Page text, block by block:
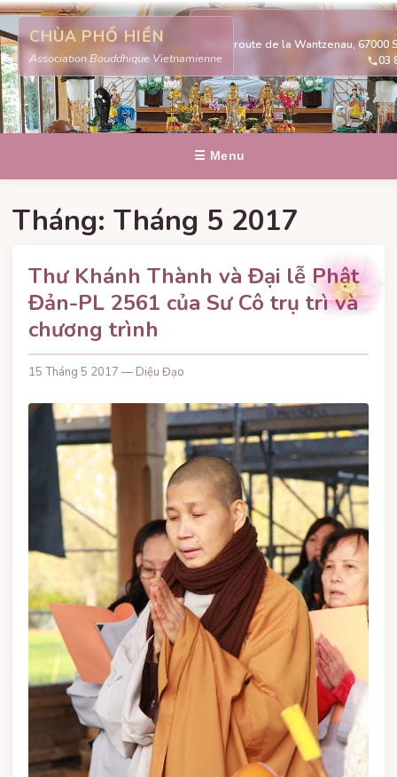
CHÙA PHỔ HIỀN
Association Bouddhique Vietnamienne
311 route de la Wantzenau, 67000
03
☰ Menu
Tháng: Tháng 5 2017
Thư Khánh Thành và Đại lễ Phật
Đản-PL 2561 của Sư Cô trụ trì và
chương trình
15 Tháng 5 2017 — Diệu Đạo